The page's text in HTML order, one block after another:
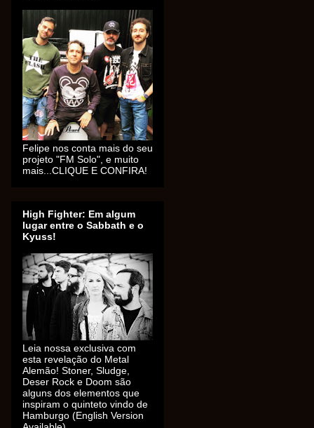
Felipe nos conta mais do seu
projeto "FM Solo", e muito
mais...CLIQUE E CONFIRA!
High Fighter: Em algum
lugar entre o Sabbath e o
Kyuss!
Leia nossa exclusiva com
esta revelação do Metal
Alemão! Stoner, Sludge,
Deser Rock e Doom são
alguns dos elementos que
inspiram o quinteto vindo de
Hamburgo (English Version